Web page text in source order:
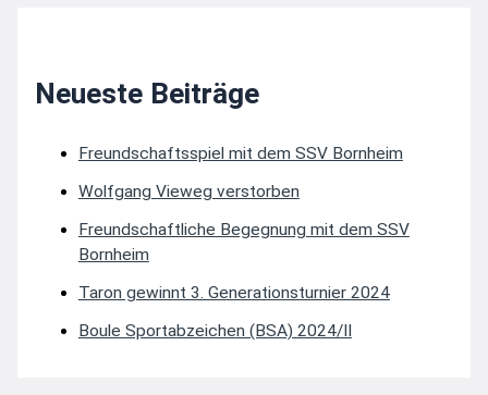
Neueste Beiträge
Freundschaftsspiel mit dem SSV Bornheim
Wolfgang Vieweg verstorben
Freundschaftliche Begegnung mit dem SSV
Bornheim
Taron gewinnt 3. Generationsturnier 2024
Boule Sportabzeichen (BSA) 2024/II